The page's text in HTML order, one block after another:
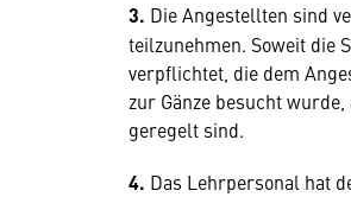
3. Die Angestellten sind
teilzunehmen. Soweit die
verpflichtet, die dem
zur Gänze besucht
geregelt sind.
4. Das Lehrpersonal hat